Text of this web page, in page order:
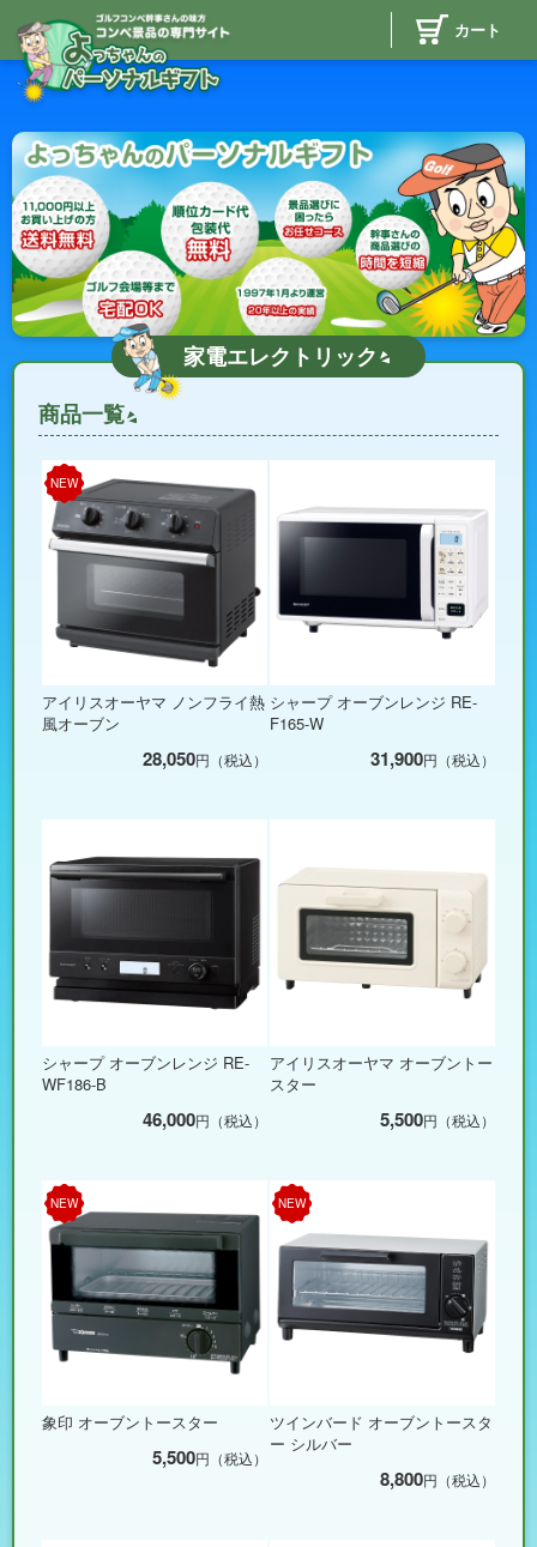
カート
家電エレクトリック
商品一覧
NEW
アイリスオーヤマ ノンフライ熱
風オーブン
28,050円（税込）
シャープ オーブンレンジ RE-
F165-W
31,900円（税込）
シャープ オーブンレンジ RE-
WF186-B
46,000円（税込）
アイリスオーヤマ オーブントー
スター
5,500円（税込）
NEW
象印 オーブントースター
5,500円（税込）
NEW
ツインバード オーブントースタ
ー シルバー
8,800円（税込）